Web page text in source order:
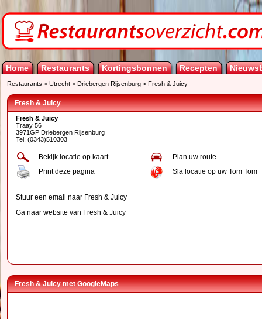
Home Restaurants Kortingsbonnen Recepten
Restaurants > Utrecht > Driebergen Rijsenburg > Fresh & Juicy
Fresh & Juicy
Fresh & Juicy
Traay 56
3971GP Driebergen Rijsenburg
Tel: (0343)510303
Bekijk locatie op kaart
Plan uw route
Print deze pagina
Sla locatie op uw Tom Tom
Stuur een email naar Fresh & Juicy
Ga naar website van Fresh & Juicy
Fresh & Juicy met GoogleMaps